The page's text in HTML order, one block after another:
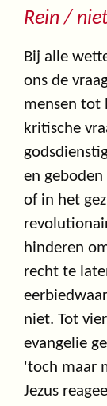
Rein /
Bij alle
ons de
mensen tot
kritische
en
of in het
hinderen
recht te
niet. Tot
evangelie
'toch maar
Jezus